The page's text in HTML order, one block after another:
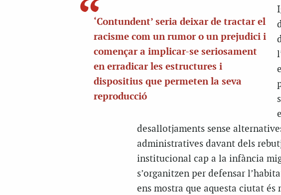
‘Contundent’ seria deixar de tractar el
racisme com un rumor o un prejudici i
començar a implicar-se seriosament
en erradicar les estructures i
dispositius que permeten la seva
reproducció
desallotjaments sense
administratives davant dels
institucional cap a la infància
s’organitzen per defensar
ens mostra que aquesta ciutat